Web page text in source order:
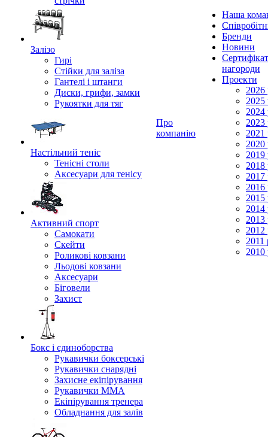
Залізо
Гирі
Стійки для заліза
Гантелі і штанги
Диски, грифи, замки
Рукоятки для тяг
Настільний теніс
Тенісні столи
Аксесуари для тенісу
Активний спорт
Самокати
Скейти
Роликові ковзани
Льодові ковзани
Аксесуари
Біговели
Захист
Бокс і єдиноборства
Рукавички боксерські
Рукавички снарядні
Захисне екіпірування
Рукавички ММА
Екіпірування тренера
Обладнання для залів
Про
компанію
Наша
Бренди
Новини
нагороди
Проекти
2026
2025
2024
2023
2021
2020
2019
2018
2017
2016
2015
2014
2013
2012
2011
2010